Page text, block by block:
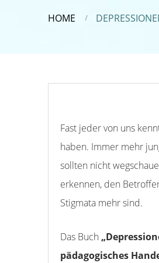
HOME
Fast jeder von uns
haben. Immer mehr
sollten nicht
erkennen, den
Stigmata mehr sind.
Das Buch
pädagogisches